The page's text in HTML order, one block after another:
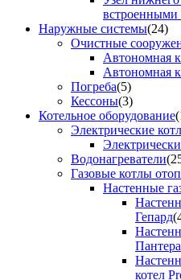
встроенными
Наружные системы(24)
Очистные
Автономная
Автономная
Погреба(5)
Кессоны(3)
Котельное оборудование
Электрические
Водонагреватели
Газовые котлы
Настенные
Гепард
Пантера
котел